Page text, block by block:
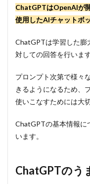
のうまい
使い方
①プ
プト
識す
2.2
サポ
ート
する
ChatGPTはOpenAIが
使用したAIチャットボ
ChatGPTは学習した膨
対しての回答を行います
プロンプト次第で様々
きるようになるため、
使いこなすためには大切
ChatGPTの基本情報に
います。
ChatGPTのう